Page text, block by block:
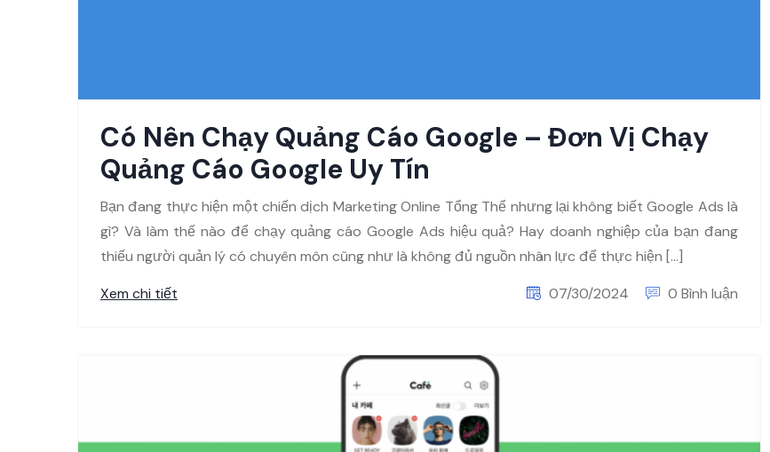
Có Nên Chạy Quảng Cáo Google – Đơn Vị Chạy
Quảng Cáo Google Uy Tín
Bạn đang thực hiện một chiến dịch Marketing Online Tổng Thể nhưng lại không biết Google Ads là
gì? Và làm thế nào để chạy quảng cáo Google Ads hiệu quả? Hay doanh nghiệp của bạn đang
thiếu người quản lý có chuyên môn cũng như là không đủ nguồn nhân lực để thực hiện […]
Xem chi tiết
07/30/2024 0 Bình luận